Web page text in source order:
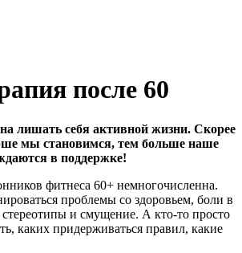
после 60
лишать себя активной жизни. Скорее
мы становимся, тем больше наше
в поддержке!
фитнеса 60+ немногочисленна.
проблемы со здоровьем, боли в
и смущение. А кто-то просто
каких придерживаться правил, какие